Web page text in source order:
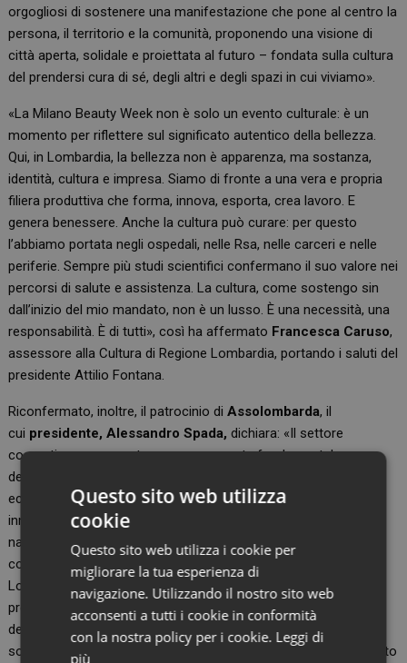
orgogliosi di sostenere una manifestazione che pone al centro la
persona, il territorio e la comunità, proponendo una visione di
città aperta, solidale e proiettata al futuro – fondata sulla cultura
del prendersi cura di sé, degli altri e degli spazi in cui viviamo».
«La Milano Beauty Week non è solo un evento culturale: è un
momento per riflettere sul significato autentico della bellezza.
Qui, in Lombardia, la bellezza non è apparenza, ma sostanza,
identità, cultura e impresa. Siamo di fronte a una vera e propria
filiera produttiva che forma, innova, esporta, crea lavoro. E
genera benessere. Anche la cultura può curare: per questo
l’abbiamo portata negli ospedali, nelle Rsa, nelle carceri e nelle
periferie. Sempre più studi scientifici confermano il suo valore nei
percorsi di salute e assistenza. La cultura, come sostengo sin
dall’inizio del mio mandato, non è un lusso. È una necessità, una
responsabilità. È di tutti», così ha affermato Francesca Caruso,
assessore alla Cultura di Regione Lombardia, portando i saluti del
presidente Attilio Fontana.
Riconfermato, inoltre, il patrocinio diAssolombarda, il
cui presidente, Alessandro Spada,dichiara: «Il settore
cosmetico rappresenta una componente fondamentale
dell’economia italiana ed è un ambasciatore della nostra
eccellenza nel mondo, capace di coniugare tradizione,
innovazione e sostenibilità. Nel 2024 il comparto cosmetico
nazionale ha raggiunto un valore di oltre 16 miliardi di euro,
confermandosi strategico per il Made in Italy. E Milano e la
Lombardia, grazie a un dinamico tessuto economico e
produttivo, si affermano come vere protagoniste: più del 48%
delle imprese del settore ha sede nella nostra regione, che da
sola genera oltre i due terzi del fatturato nazionale (67%). Questo
Questo sito web utilizza
cookie
Questo sito web utilizza i cookie per
migliorare la tua esperienza di
navigazione. Utilizzando il nostro sito web
acconsenti a tutti i cookie in conformità
con la nostra policy per i cookie. Leggi di
più